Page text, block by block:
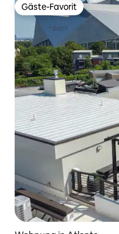
Gäste-Favorit
Gäste-Favorit